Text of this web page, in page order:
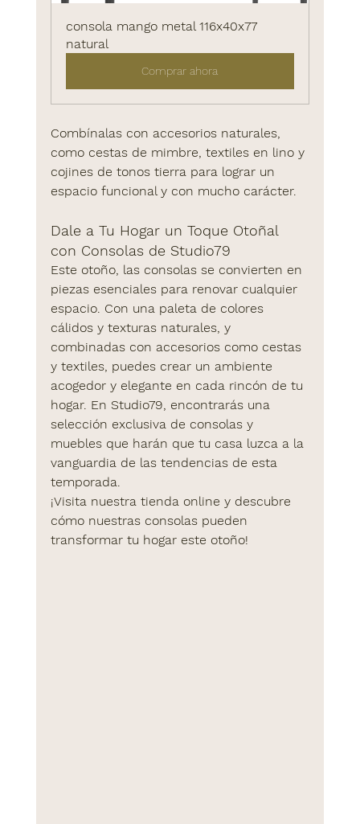
consola mango metal 116x40x77
natural
Comprar ahora
Combínalas con accesorios naturales,
como cestas de mimbre, textiles en lino y
cojines de tonos tierra para lograr un
espacio funcional y con mucho carácter.
Dale a Tu Hogar un Toque Otoñal
con Consolas de Studio79
Este otoño, las consolas se convierten en
piezas esenciales para renovar cualquier
espacio. Con una paleta de colores
cálidos y texturas naturales, y
combinadas con accesorios como cestas
y textiles, puedes crear un ambiente
acogedor y elegante en cada rincón de tu
hogar. En Studio79 , encontrarás una
selección exclusiva de consolas y
muebles que harán que tu casa luzca a la
vanguardia de las tendencias de esta
temporada.
¡Visita nuestra tienda online y descubre
cómo nuestras consolas pueden
transformar tu hogar este otoño!